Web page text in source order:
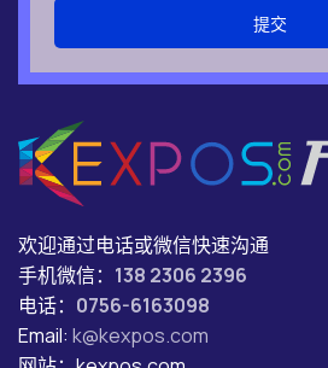
提交
欢迎通过电话或微信快速沟通
手机微信： 138 2306 2396
电话： 0756-6163098
Email: k@kexpos.com